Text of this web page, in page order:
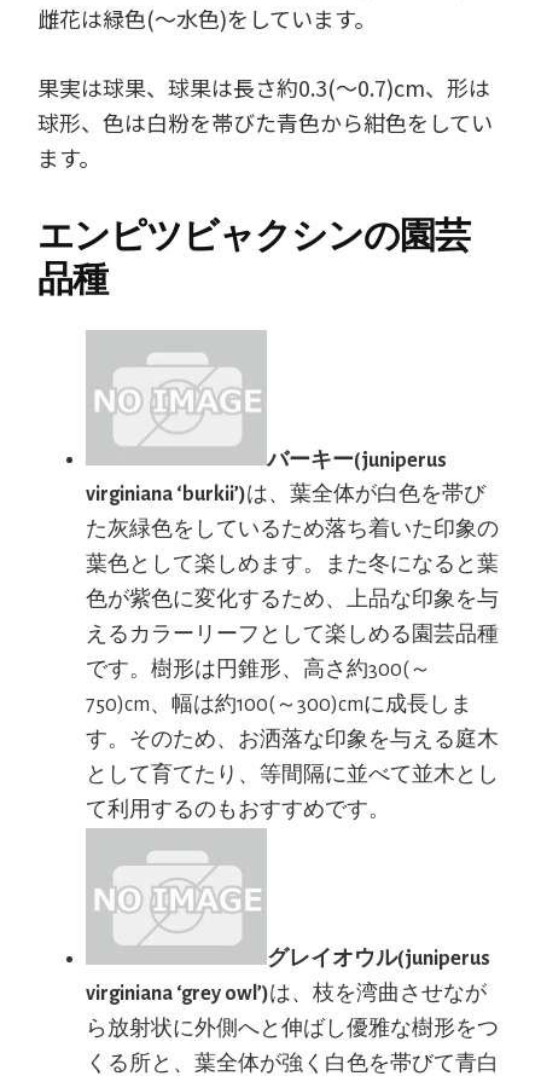
雌花は緑色(～水色)をしています。
果実は球果、球果は長さ約0.3(～0.7)cm、形は
球形、色は白粉を帯びた青色から紺色をしてい
ます。
エンピツビャクシンの園芸
品種
バーキー(juniperus
virginiana ‘burkii’)は、葉全体が白色を帯び
た灰緑色をしているため落ち着いた印象の
葉色として楽しめます。また冬になると葉
色が紫色に変化するため、上品な印象を与
えるカラーリーフとして楽しめる園芸品種
です。樹形は円錐形、高さ約300(～
750)cm、幅は約100(～300)cmに成長しま
す。そのため、お洒落な印象を与える庭木
として育てたり、等間隔に並べて並木とし
て利用するのもおすすめです。
グレイオウル(juniperus
virginiana ‘grey owl’)は、枝を湾曲させなが
ら放射状に外側へと伸ばし優雅な樹形をつ
くる所と、葉全体が強く白色を帯びて青白